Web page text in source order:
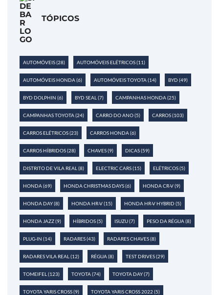
TÓPICOS
AUTOMÓVEIS(28) AUTOMÓVEIS ELÉTRICOS(11)
AUTOMÓVEIS HONDA(6) AUTOMÓVEIS TOYOTA(14) BYD (49)
BYD DOLPHIN (6) BYD SEAL (7) CAMPANHAS HONDA(25)
CAMPANHAS TOYOTA(24) CARRO DO ANO(5) CARROS(103)
CARROS ELÉTRICOS(23) CARROS HONDA(6)
CARROS HÍBRIDOS(28) CHAVES(9) DICAS(59)
DISTRITO DE VILA REAL (8) ELECTRIC CARS(15) ELÉTRICOS(5)
HONDA(69) HONDA CHRISTMAS DAYS(6) HONDA CR-V(9)
HONDA DAY(8) HONDA HR-V(15) HONDA HR-V HYBRID (5)
HONDA JAZZ(9) HÍBRIDOS(5) ISUZU(7) PESO DA RÉGUA(8)
PLUG-IN (14) RADARES(43) RADARES CHAVES(8)
RADARES VILA REAL (12) RÉGUA(8) TEST DRIVES(29)
TOMEIFEL (123) TOYOTA(74) TOYOTA DAY(7)
TOYOTA YARIS CROSS(9) TOYOTA YARIS CROSS 2022 (5)